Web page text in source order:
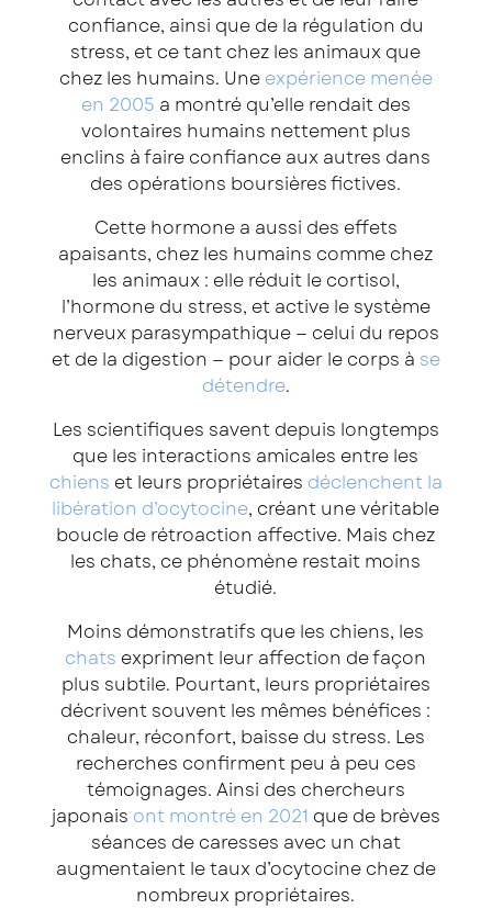
confiance, ainsi que de la régulation du
stress, et ce tant chez les animaux que
chez les humains. Une expérience menée
en 2005 a montré qu’elle rendait des
volontaires humains nettement plus
enclins à faire confiance aux autres dans
des opérations boursières fictives.
Cette hormone a aussi des effets
apaisants, chez les humains comme chez
les animaux : elle réduit le cortisol,
l’hormone du stress, et active le système
nerveux parasympathique — celui du repos
et de la digestion — pour aider le corps à se
détendre.
Les scientifiques savent depuis longtemps
que les interactions amicales entre les
chiens et leurs propriétaires déclenchent la
libération d’ocytocine, créant une véritable
boucle de rétroaction affective. Mais chez
les chats, ce phénomène restait moins
étudié.
Moins démonstratifs que les chiens, les
chats expriment leur affection de façon
plus subtile. Pourtant, leurs propriétaires
décrivent souvent les mêmes bénéfices :
chaleur, réconfort, baisse du stress. Les
recherches confirment peu à peu ces
témoignages. Ainsi des chercheurs
japonais ont montré en 2021 que de brèves
séances de caresses avec un chat
augmentaient le taux d’ocytocine chez de
nombreux propriétaires.